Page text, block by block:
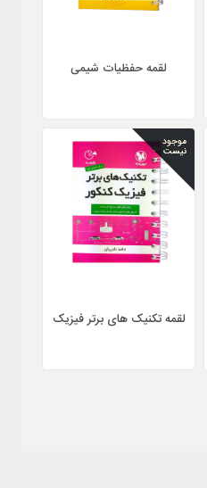
لقمه حفظیات شیمی
موجود
نیست
لقمه تکنیک های برتر فیزیک